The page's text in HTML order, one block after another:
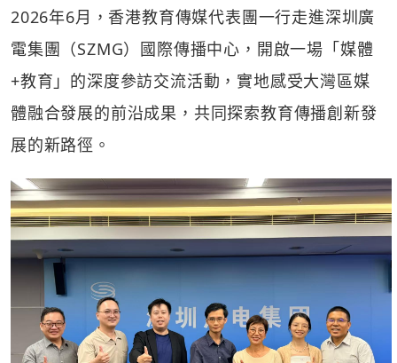
2026年6月，香港教育傳媒代表團一行走進深圳廣
電集團（SZMG）國際傳播中心，開啟一場「媒體
+教育」的深度參訪交流活動，實地感受大灣區媒
體融合發展的前沿成果，共同探索教育傳播創新發
展的新路徑。